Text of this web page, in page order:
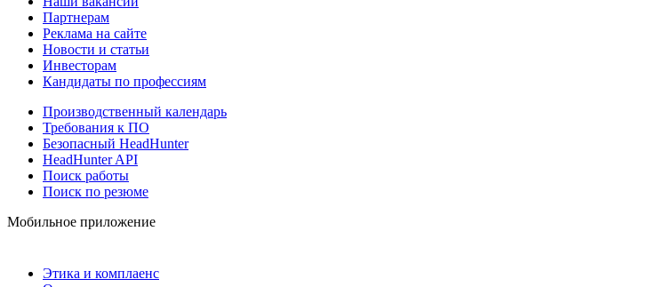
Партнерам
Реклама на сайте
Новости и статьи
Инвесторам
Кандидаты по профессиям
Производственный календарь
Требования к ПО
Безопасный HeadHunter
HeadHunter API
Поиск работы
Поиск по резюме
Мобильное приложение
Этика и комплаенс